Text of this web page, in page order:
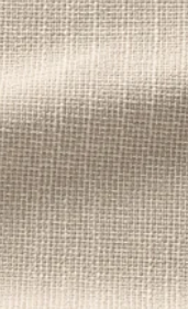
module 3 places,
module 3 places,